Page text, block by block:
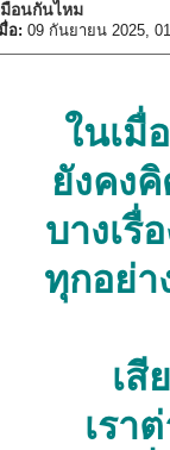
มือนกันไหม
อ: 09 กันยายน 2025,
ในเมื่
ยังคง
บางเรื่
ทุกอย่า
เสี
เรา